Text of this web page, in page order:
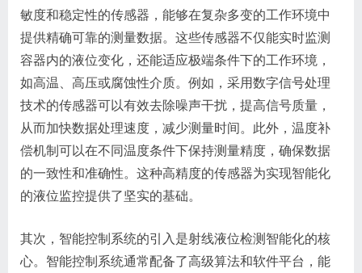
敏度和稳定性的传感器，能够在复杂多变的工作环境中
提供精确可靠的测量数据。这些传感器不仅能实时监测
容器内的液位变化，还能适应极端条件下的工作环境，
如高温、高压或腐蚀性介质。例如，采用数字信号处理
技术的传感器可以有效去除噪声干扰，提高信号质量，
从而加快数据处理速度，减少测量时间。此外，温度补
偿机制可以在不同温度条件下保持测量精度，确保数据
的一致性和准确性。这种高精度的传感器为实现智能化
的液位监控提供了坚实的基础。
其次，智能控制系统的引入是射线液位检测智能化的核
心。智能控制系统通常配备了高级算法和软件平台，能